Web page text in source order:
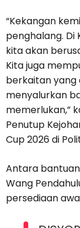
“Kekangan
penghalang. Di
kita akan
Kita juga
berkaitan yang
menyalurkan
memerlukan,”
Penutup
Cup 2026 di
Antara
Wang
persediaan